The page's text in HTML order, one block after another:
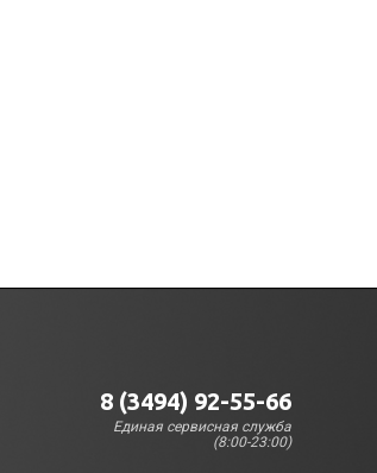
8 (3494) 92-55-66
Единая сервисная служба
(8:00-23:00)